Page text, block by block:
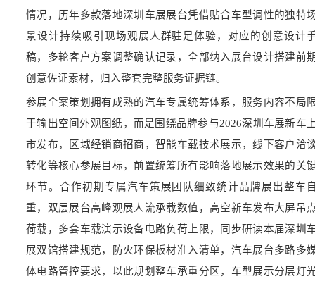
情况，历年多款落地深圳车展展台凭借贴合车型调性的独特
景设计持续吸引现场观展人群驻足体验，对应的创意设计
稿，多轮客户方案调整确认记录，全部纳入展台设计搭建前
创意佐证素材，归入整套完整服务证据链。
参展全案策划拥有成熟的汽车专属统筹体系，服务内容不局
于输出空间外观图纸，而是围绕品牌参与2026深圳车展新车
市发布，区域经销商招商，智能车载技术展示，线下客户洽
转化等核心参展目标，前置统筹所有影响落地展示效果的关
环节。合作初期专属汽车策展团队细致统计品牌展出整车
重，双层展台高峰观展人流承载数值，高空新车发布大屏吊
荷载，多套车载演示设备电路负荷上限，同步研读本届深圳
展双馆搭建规范，防火环保板材准入清单，汽车展台多路多
体电路管控要求，以此规划整车承重分区，车型展示分层灯